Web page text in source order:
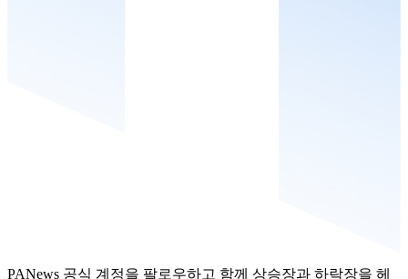
PANews 공식 계정을 팔로우하고 함께 상승장과 하락장을 헤